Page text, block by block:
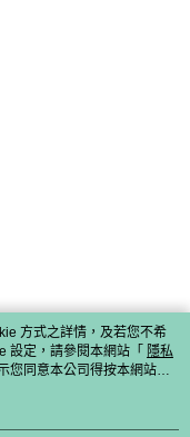
方式之詳情，及若您不希
設定，請參閱本網站「 隱私
您同意本公司得按本網站使